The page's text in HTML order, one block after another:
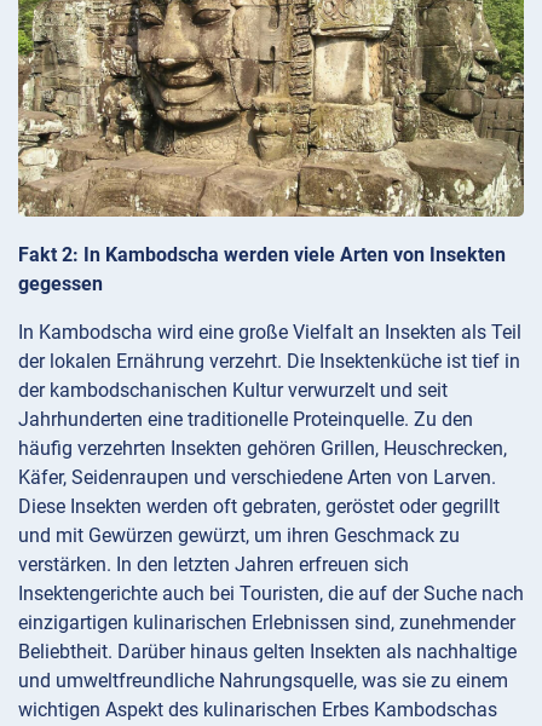
Fakt 2: In Kambodscha werden viele Arten von Insekten
gegessen
In Kambodscha wird eine große Vielfalt an Insekten als Teil
der lokalen Ernährung verzehrt. Die Insektenküche ist tief in
der kambodschanischen Kultur verwurzelt und seit
Jahrhunderten eine traditionelle Proteinquelle. Zu den
häufig verzehrten Insekten gehören Grillen, Heuschrecken,
Käfer, Seidenraupen und verschiedene Arten von Larven.
Diese Insekten werden oft gebraten, geröstet oder gegrillt
und mit Gewürzen gewürzt, um ihren Geschmack zu
verstärken. In den letzten Jahren erfreuen sich
Insektengerichte auch bei Touristen, die auf der Suche nach
einzigartigen kulinarischen Erlebnissen sind, zunehmender
Beliebtheit. Darüber hinaus gelten Insekten als nachhaltige
und umweltfreundliche Nahrungsquelle, was sie zu einem
wichtigen Aspekt des kulinarischen Erbes Kambodschas